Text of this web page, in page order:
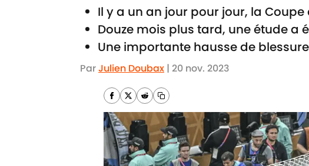
Il y a un an jour pour jour, la
Douze mois plus tard, une étude
Une importante hausse de
ParJulien Doubax | 20 nov. 2023